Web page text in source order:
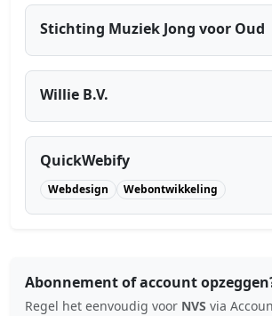
Stichting Muziek Jong voor Oud
Willie B.V.
QuickWebify
Webdesign Webontwikkeling
Abonnement of account
Regel het eenvoudig voor NVS via